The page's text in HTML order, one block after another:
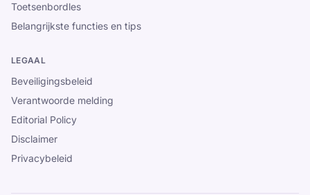
Toetsenbordles
Belangrijkste functies en tips
LEGAAL
Beveiligingsbeleid
Verantwoorde melding
Editorial Policy
Disclaimer
Privacybeleid